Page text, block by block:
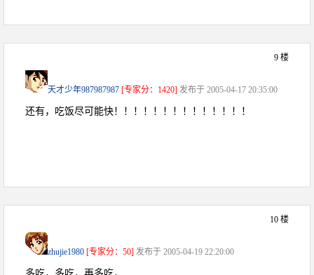
9 楼
天才少年987987987 [专家分：1420] 发布于 2005-04-17 20:35:00
还有，吃饭尽可能快！！！！！！！！！！！！！！
10 楼
zhujie1980 [专家分：50] 发布于 2005-04-19 22:20:00